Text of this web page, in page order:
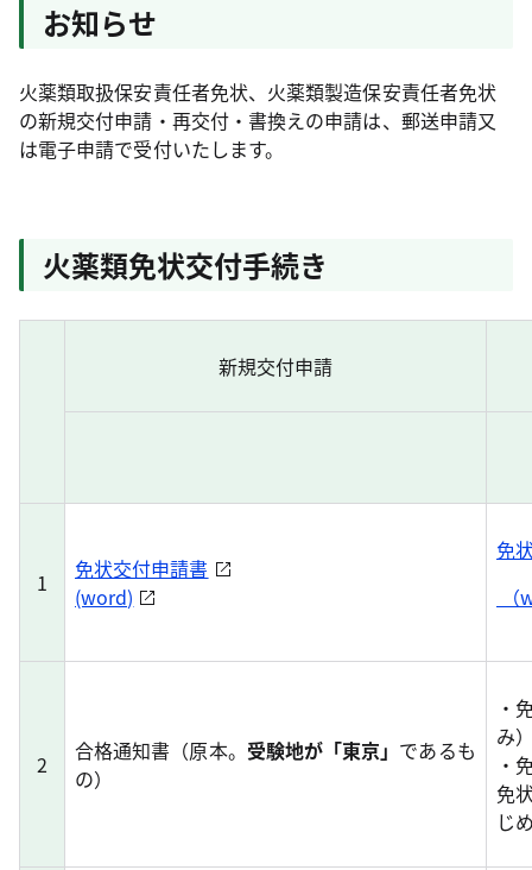
お知らせ
火薬類取扱保安責任者免状、火薬類製造保安責任者免状
の新規交付申請・再交付・書換えの申請は、郵送申請又
は電子申請で受付いたします。
火薬類免状交付手続き
新規交付申請
1
免状交付申請書
(word)
免
2 合格通知書（原本。 受験地が「東京」 であるも
の）
・
み
・
免
じ